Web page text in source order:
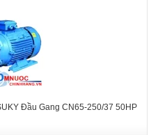
Đầu Gang CN65-250/37 50HP